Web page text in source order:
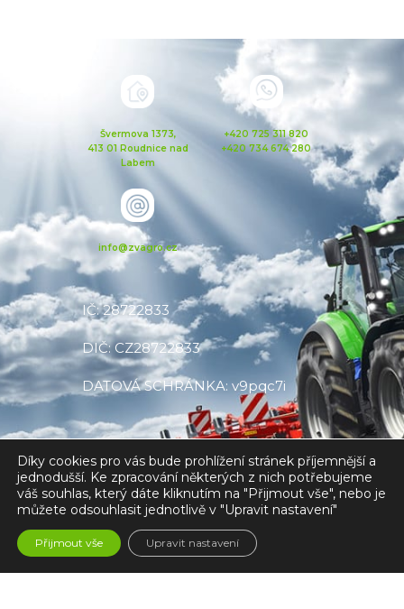
Švermova 1373,
413 01 Roudnice nad
Labem
+420 725 311 820
+420 734 674 280
info@zvagro.cz
IČ: 28722833
DIČ: CZ28722833
DATOVÁ SCHRÁNKA: v9pqc7i
Krajského soudu v Ústí nad Labem
Made with❤by V CREATE
Díky cookies pro vás bude prohlížení stránek příjemnější a
jednodušší. Ke zpracování některých z nich potřebujeme
váš souhlas, který dáte kliknutím na "Přijmout vše", nebo je
můžete odsouhlasit jednotlivě v "Upravit nastavení"
Přijmout vše Upravit nastavení